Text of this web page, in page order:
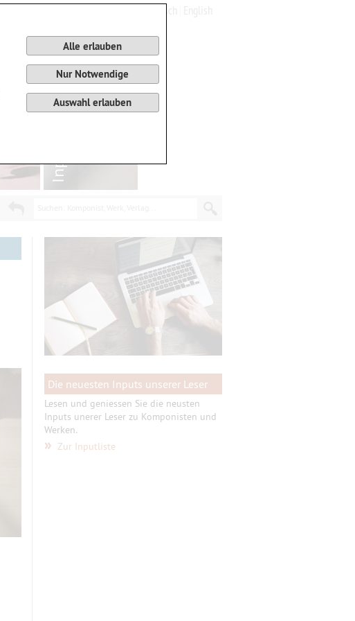
Die neuesten Inputs unserer Leser
Lesen und geniessen Sie die neusten
Inputs unerer Leser zu Komponisten und
Werken.
» Zur Inputliste
Alle erlauben
Nur Notwendige
Auswahl erlauben